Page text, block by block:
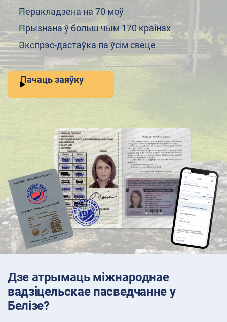
Перакладзена на 70 моў
Прызнана ў больш чым 170 краінах
Экспрэс-дастаўка па ўсім свеце
Пачаць заяўку
Дзе атрымаць міжнароднае
вадзіцельскае пасведчанне у
Белізе?